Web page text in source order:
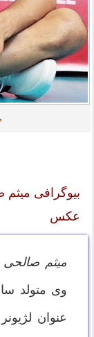
بیوگرافی میثم
عکس
میثم صالحی
عنوان